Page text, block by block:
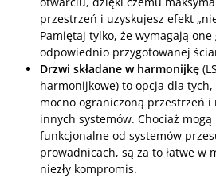
przestrzeń i uzyskujesz efekt
Pamiętaj tylko, że wymagają
odpowiednio przygotowanej
Drzwi składane w harmonijkę
harmonijkowe) to opcja dla
mocno ograniczoną przestrzeń i
innych systemów. Chociaż
funkcjonalne od systemów
prowadnicach, są za to łatwe w
niezły kompromis.